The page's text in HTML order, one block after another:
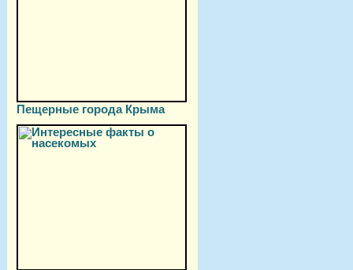
Пещерные города Крыма